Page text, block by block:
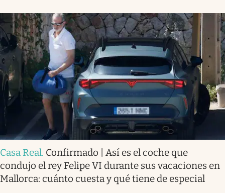
Casa Real. Confirmado | Así es el coche que
condujo el rey Felipe VI durante sus vacaciones en
Mallorca: cuánto cuesta y qué tiene de especial